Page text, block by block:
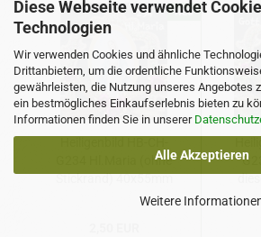
Diese Webseite verwendet
Technologien
Wir verwenden Cookies und ähnliche
Drittanbietern, um die ordentliche
gewährleisten, die Nutzung unseres Angebotes
ein bestmögliches Einkaufserlebnis bieten zu
Informationen finden Sie in unserer
Alle Akzeptieren
Weitere
NEU
G234 Hl.Maria (ohne
Stickrand) 40x55mm